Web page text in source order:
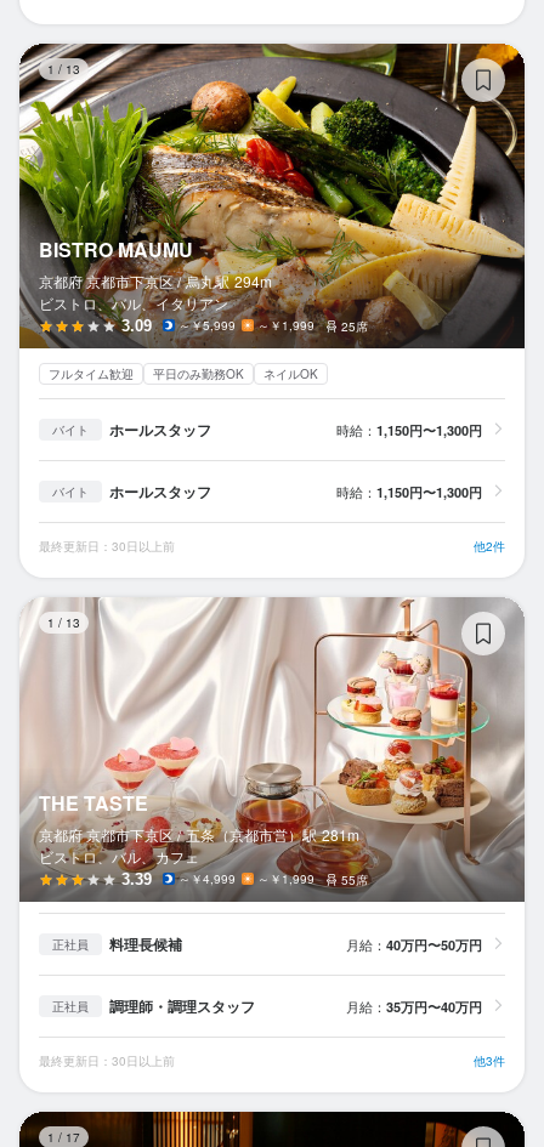
1 / 13
BISTRO MAUMU
京都府 京都市下京区 / 烏丸駅 294m
ビストロ、バル、イタリアン
3.09 ～￥5,999 ～￥1,999 25席
フルタイム歓迎 平日のみ勤務OK ネイルOK
バイト ホールスタッフ 時給： 1,150円〜1,300円
バイト ホールスタッフ 時給： 1,150円〜1,300円
最終更新日：30日以上前 他2件
1 / 13
THE TASTE
京都府 京都市下京区 / 五条（京都市営）駅 281m
ビストロ、バル、カフェ
3.39 ～￥4,999 ～￥1,999 55席
正社員 料理長候補 月給： 40万円〜50万円
正社員 調理師・調理スタッフ 月給： 35万円〜40万円
最終更新日：30日以上前 他3件
1 / 17